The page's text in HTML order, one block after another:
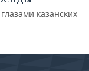
казанских